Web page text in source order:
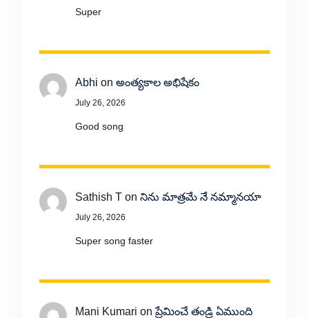
Super
Abhi on అంత్యకాల అభిషేకం
July 26, 2026
Good song
Sathish Ton నిను మాత్రమే నే నమ్మానయా
July 26, 2026
Super song faster
Mani Kumari onప్రేమించే తండ్రి ఏముంది